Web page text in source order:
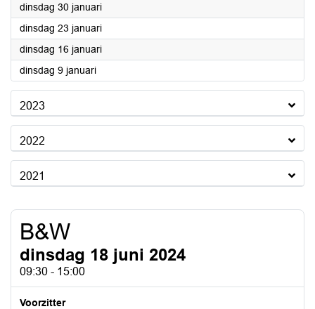
dinsdag 30 januari2024
dinsdag 23 januari2024
dinsdag 16 januari2024
dinsdag 9 januari2024
2023
2022
2021
B&W
dinsdag 18 juni 2024
09:30 - 15:00
Voorzitter